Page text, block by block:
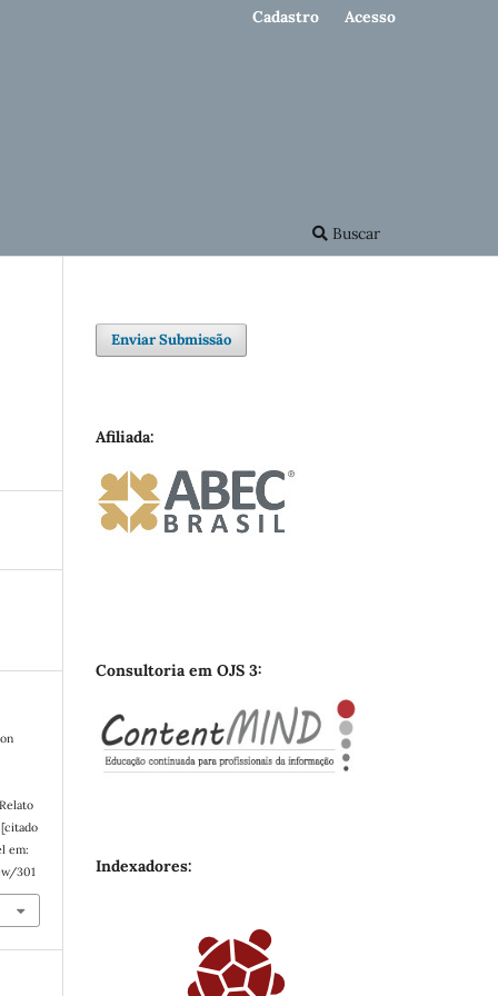
Buscar
Cadastro Acesso
em:
301
Enviar Submissão
Afiliada:
Consultoria em OJS 3:
Indexadores: